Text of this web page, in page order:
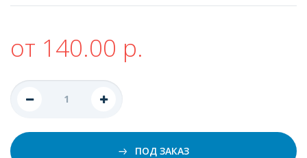
от 140.00 р.
ПОД ЗАКАЗ